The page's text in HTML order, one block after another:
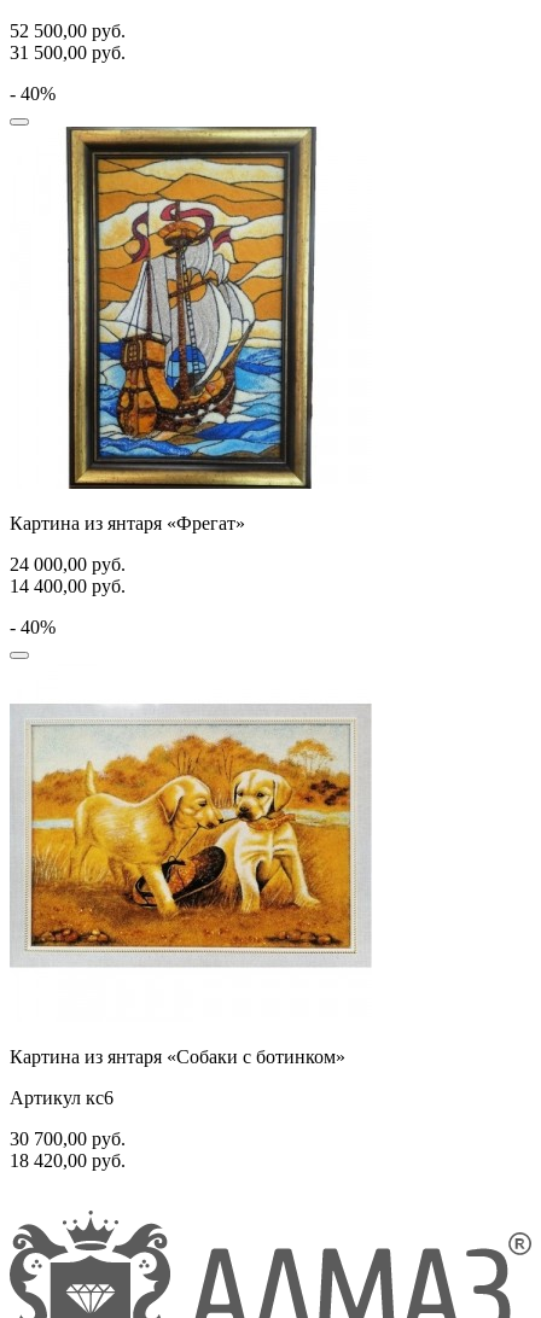
52 500,00 руб.
31 500,00 руб.
- 40%
Картина из янтаря «Фрегат»
24 000,00 руб.
14 400,00 руб.
- 40%
Картина из янтаря «Собаки с ботинком»
Артикул кс6
30 700,00 руб.
18 420,00 руб.